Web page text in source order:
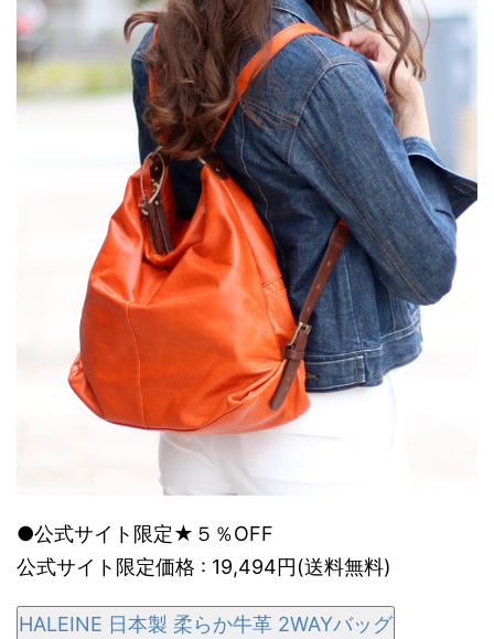
●公式サイト限定★５％OFF
公式サイト限定価格 : 19,494円(送料無料)
HALEINE 日本製 柔らか牛革 2WAYバッグ